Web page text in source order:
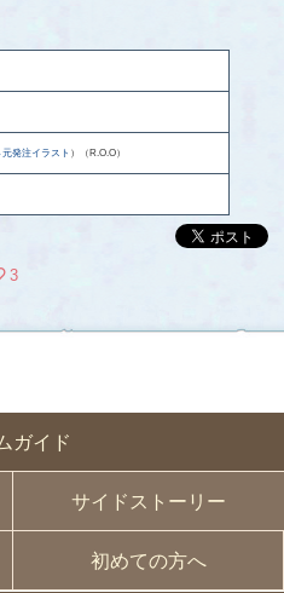
ガイド
サイドストーリー
初めての方へ
発注イラスト ）（R.O.O）
3